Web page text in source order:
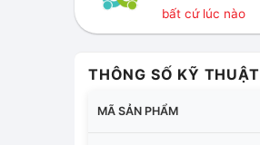
bất cứ lúc nào
THÔNG SỐ KỸ THUẬT
MÃ SẢN PHẨM